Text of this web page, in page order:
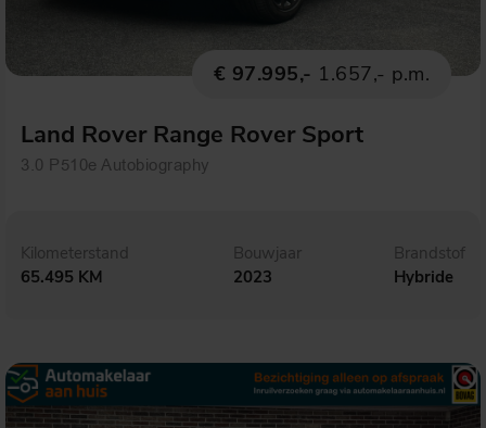
€ 97.995,- 1.657,- p.m.
Land Rover Range Rover Sport
3.0 P510e Autobiography
Kilometerstand
65.495 KM
Bouwjaar
2023
Brandstof
Hybride